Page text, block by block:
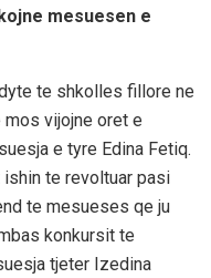
mesuesen e
te shkolles fillore ne
vijojne oret e
e tyre Edina Fetiq.
te revoltuar pasi
te mesueses qe ju
konkursit te
tjeter Izedina